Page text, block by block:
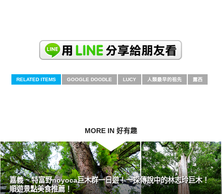
RELATED ITEMS GOOGLE DOODLE LUCY 人類最早的祖先 露西
MORE IN 好有趣
嘉義 ~ 特富野noyoca巨木群一日遊！一探傳說中的林志玲巨木！
順遊景點美食推薦！